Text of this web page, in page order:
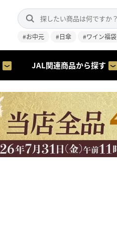
#お中元 #日傘 #ワイン福袋
JAL関連商品から探す